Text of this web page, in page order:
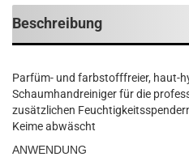
Beschreibung
Parfüm- und farbstofffreier, haut-
Schaumhandreiniger für die
zusätzlichen
Keime abwäscht
ANWENDUNG